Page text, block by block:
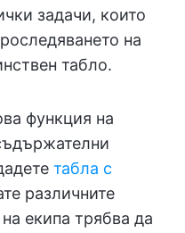
задачи, които
на
табло.
функция на
табла с
различните
екипа трябва да